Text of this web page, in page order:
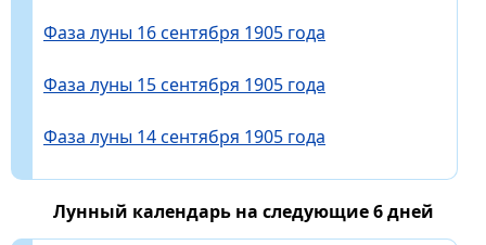
Фаза луны 16 сентября 1905 года
Фаза луны 15 сентября 1905 года
Фаза луны 14 сентября 1905 года
Лунный календарь на следующие 6 дней